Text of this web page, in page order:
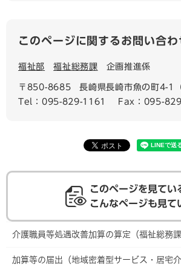
このページに関するお問い合わ
福祉部 福祉総務課 企画推進係
〒850-8685
長崎県長崎市魚の町4-1
Tel：095-829-1161
Fax：095-
このページを見てい
こんなページも見て
介護職員等処遇改善加算の算定（福祉総務課
加算等の届出（地域密着型サービス・居宅